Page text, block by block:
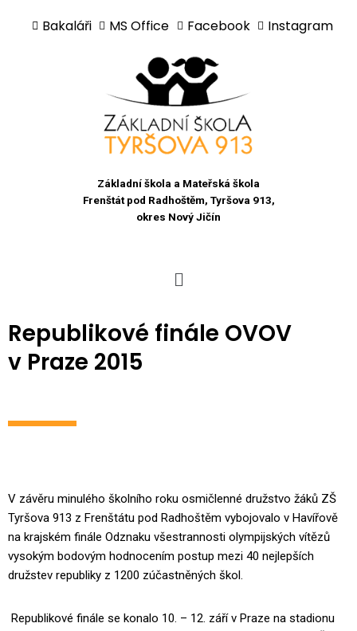
Bakaláři MS Office Facebook Instagram
Základní škola a Mateřská škola
Frenštát pod Radhoštěm, Tyršova 913,
okres Nový Jičín
Republikové finále OVOV
v Praze 2015
V závěru minulého školního roku osmičlenné družstvo žáků ZŠ
Tyršova 913 z Frenštátu pod Radhoštěm vybojovalo v Havířově
na krajském finále Odznaku všestrannosti olympijských vítězů
vysokým bodovým hodnocením postup mezi 40 nejlepších
družstev republiky z 1200 zúčastněných škol.
Republikové finále se konalo 10. – 12. září v Praze na stadionu